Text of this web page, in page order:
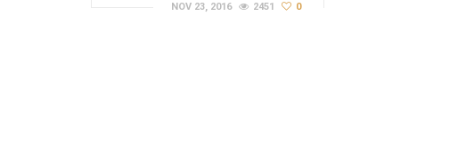
NOV 23, 2016 2451 0